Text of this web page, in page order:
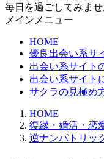
毎日を過ごしてみませ
メインメニュー
HOME
優良出会い系サ
出会い系サイト
出会い系サイト
サクラの見極め
HOME
復縁・婚活・恋
逆ナンパトリッ